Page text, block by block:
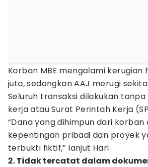
Korban MBE mengalami kerugian
juta, sedangkan AAJ merugi
Seluruh transaksi dilakukan
kerja atau Surat Perintah Kerja
“Dana yang dihimpun dari korban
kepentingan pribadi dan proyek
terbukti fiktif,” lanjut Hari.
2. Tidak tercatat dalam